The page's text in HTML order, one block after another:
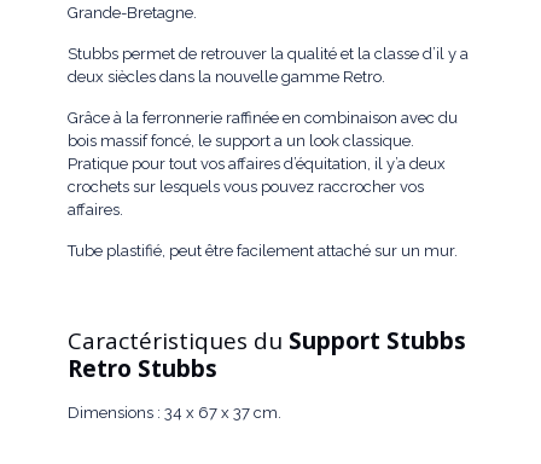
Grande-Bretagne.
Stubbs permet de retrouver la qualité et la classe d’il y a
deux siècles dans la nouvelle gamme Retro.
Grâce à la ferronnerie raffinée en combinaison avec du
bois massif foncé, le support a un look classique.
Pratique pour tout vos affaires d’équitation, il y’a deux
crochets sur lesquels vous pouvez raccrocher vos
affaires.
Tube plastifié, peut être facilement attaché sur un mur.
Caractéristiques du Support Stubbs
Retro Stubbs
Dimensions : 34 x 67 x 37 cm.